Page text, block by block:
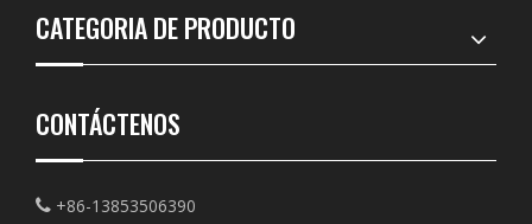
CATEGORIA DE PRODUCTO
CONTÁCTENOS
 +86-13853506390